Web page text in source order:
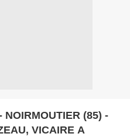
NOIRMOUTIER (85) -
VICAIRE A